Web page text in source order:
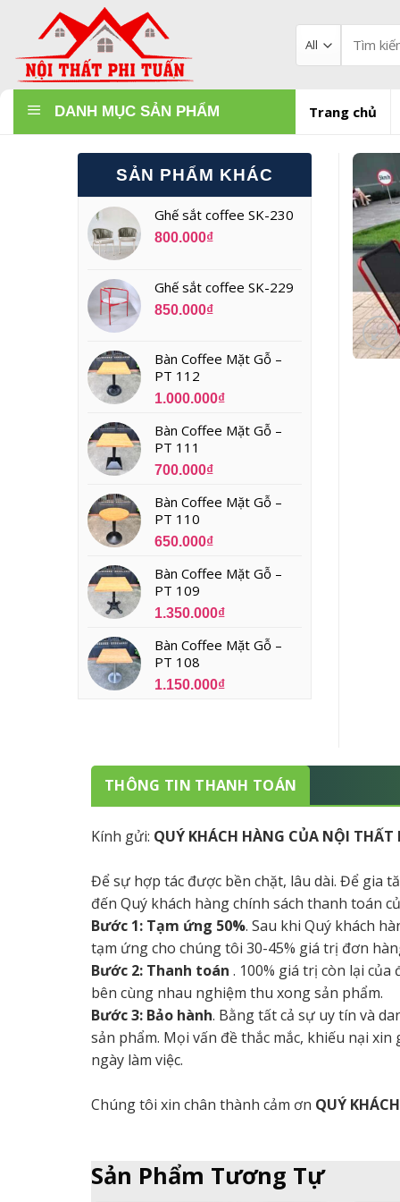
content
kiếm:
DANH MỤC SẢN PHẨM Trang chủ
SẢN PHẨM KHÁC
Ghế sắt coffee SK-230
800.000₫
Ghế sắt coffee SK-229
850.000₫
Bàn Coffee Mặt Gỗ –
PT 112
1.000.000₫
Bàn Coffee Mặt Gỗ –
PT 111
700.000₫
Bàn Coffee Mặt Gỗ –
PT 110
650.000₫
Bàn Coffee Mặt Gỗ –
PT 109
1.350.000₫
Bàn Coffee Mặt Gỗ –
PT 108
1.150.000₫
THÔNG TIN THANH TOÁN
Kính gửi: QUÝ KHÁCH HÀNG CỦA NỘI THẤT
Để sự hợp tác được bền chặt, lâu dài. Để gia
đến Quý khách hàng chính sách thanh toán
Bước 1: Tạm ứng 50%. Sau khi Quý khách
tạm ứng cho chúng tôi 30-45% giá trị đơn
Bước 2: Thanh toán . 100% giá trị còn lại
bên cùng nhau nghiệm thu xong sản phẩm.
Bước 3: Bảo hành. Bằng tất cả sự uy tín và
sản phẩm. Mọi vấn đề thắc mắc, khiếu nại xin
ngày làm việc.
Chúng tôi xin chân thành cảm ơn QUÝ
Sản Phẩm Tương Tự